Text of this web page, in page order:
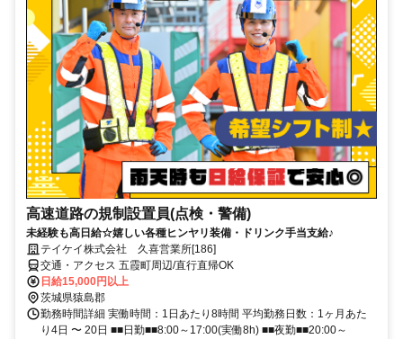
高速道路の規制設置員(点検・警備)
未経験も高日給☆嬉しい各種ヒンヤリ装備・ドリンク手当支給♪
テイケイ株式会社 久喜営業所[186]
交通・アクセス 五霞町周辺/直行直帰OK
日給15,000円以上
茨城県猿島郡
勤務時間詳細 実働時間：1日あたり8時間 平均勤務日数：1ヶ月あた
り4日 〜 20日 ■■日勤■■8:00～17:00(実働8h) ■■夜勤■■20:00～